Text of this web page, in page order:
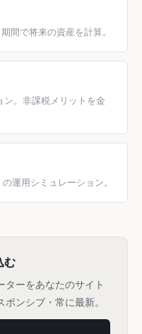
間で将来の資産を計算。
ン。非課税メリットを金
運用シミュレーション。
む
ターをあなたのサイト
ンシブ・常に最新。